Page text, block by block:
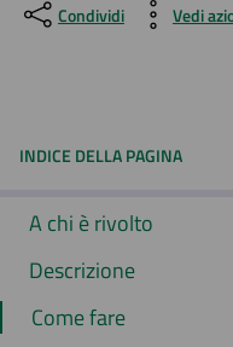
Condividi Vedi
INDICE DELLA PAGINA
A chi è rivolto
Descrizione
Come fare